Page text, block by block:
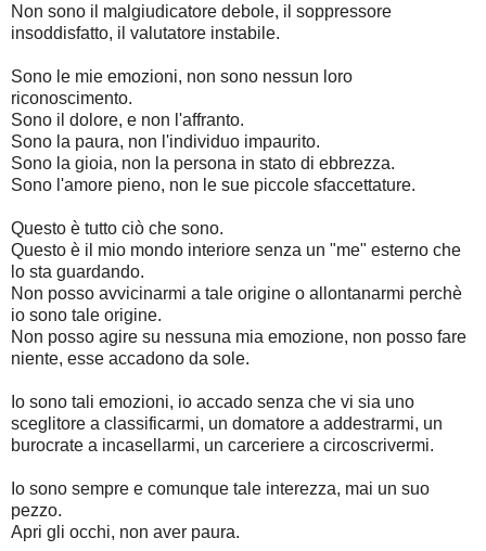
Non sono il malgiudicatore debole, il soppressore
insoddisfatto, il valutatore instabile.
Sono le mie emozioni, non sono nessun loro
riconoscimento.
Sono il dolore, e non l'affranto.
Sono la paura, non l'individuo impaurito.
Sono la gioia, non la persona in stato di ebbrezza.
Sono l'amore pieno, non le sue piccole sfaccettature.
Questo è tutto ciò che sono.
Questo è il mio mondo interiore senza un "me" esterno che
lo sta guardando.
Non posso avvicinarmi a tale origine o allontanarmi perchè
io sono tale origine.
Non posso agire su nessuna mia emozione, non posso fare
niente, esse accadono da sole.
Io sono tali emozioni, io accado senza che vi sia uno
sceglitore a classificarmi, un domatore a addestrarmi, un
burocrate a incasellarmi, un carceriere a circoscrivermi.
Io sono sempre e comunque tale interezza, mai un suo
pezzo.
Apri gli occhi, non aver paura.